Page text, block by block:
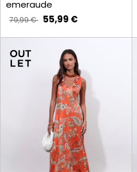
emeraude
79,99 € 55,99 €